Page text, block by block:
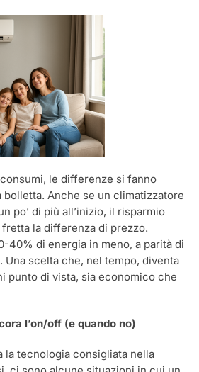
le differenze si fanno
Anche se un climatizzatore
po’ di più all’inizio, il risparmio
la differenza di prezzo.
40% di energia in meno, a parità di
Una scelta che, nel tempo, diventa
punto di vista, sia economico che
l’on/off (e quando no)
la tecnologia consigliata nella